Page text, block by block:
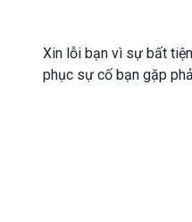
Xin lỗi bạn vì sự bất
phục sự cố bạn gặp